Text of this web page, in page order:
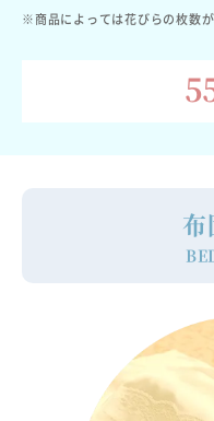
※商品によっては花びらの枚数
布